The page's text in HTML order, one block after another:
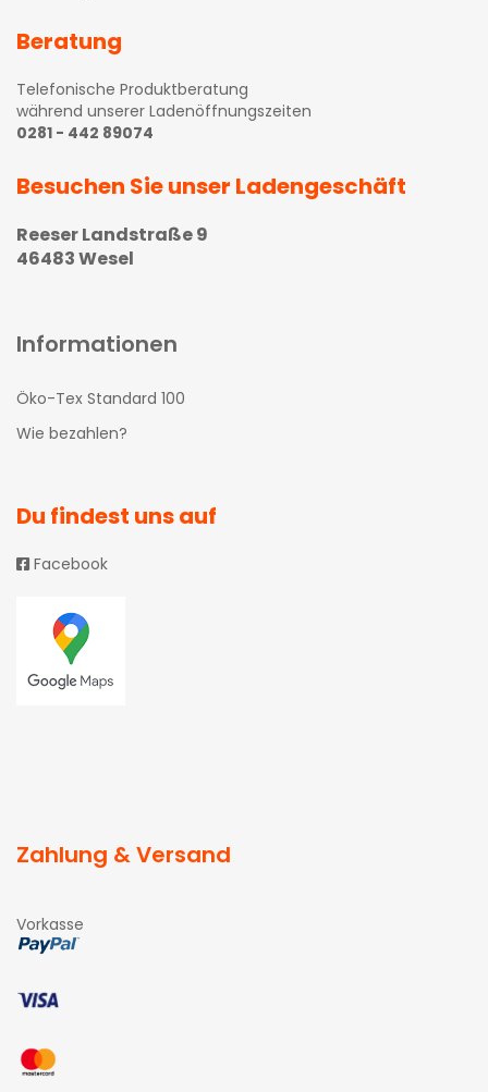
Beratung
Telefonische Produktberatung
während unserer Ladenöffnungszeiten
0281 - 442 89074
Besuchen Sie unser Ladengeschäft
Reeser Landstraße 9
46483 Wesel
Informationen
Öko-Tex Standard 100
Wie bezahlen?
Du findest uns auf
Facebook
Zahlung & Versand
Vorkasse